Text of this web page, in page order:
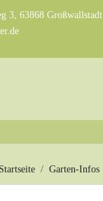
3, 63868 Großwallstadt
Startseite Garten-Infos